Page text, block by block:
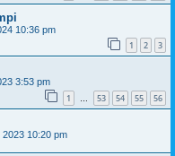
10:36 pm
1 2 3
3:53 pm
1 … 53 54 55 56
10:20 pm